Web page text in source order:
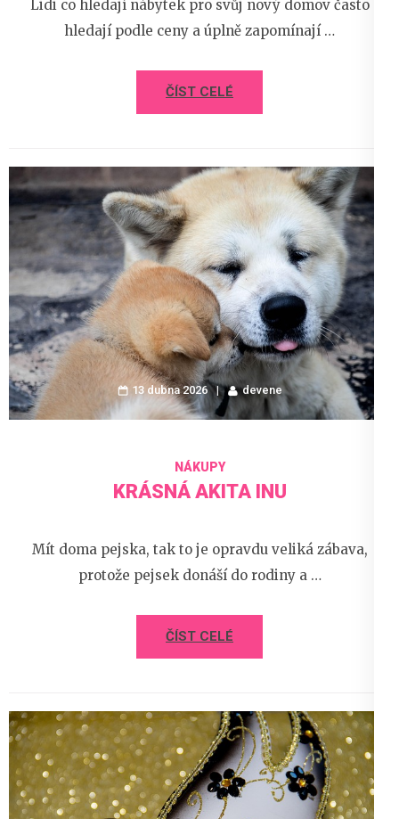
Lidi co hledají nábytek pro svůj nový domov často
hledají podle ceny a úplně zapomínají …
ČÍST CELÉ
13 dubna 2026 devene
NÁKUPY
KRÁSNÁ AKITA INU
Mít doma pejska, tak to je opravdu veliká zábava,
protože pejsek donáší do rodiny a …
ČÍST CELÉ